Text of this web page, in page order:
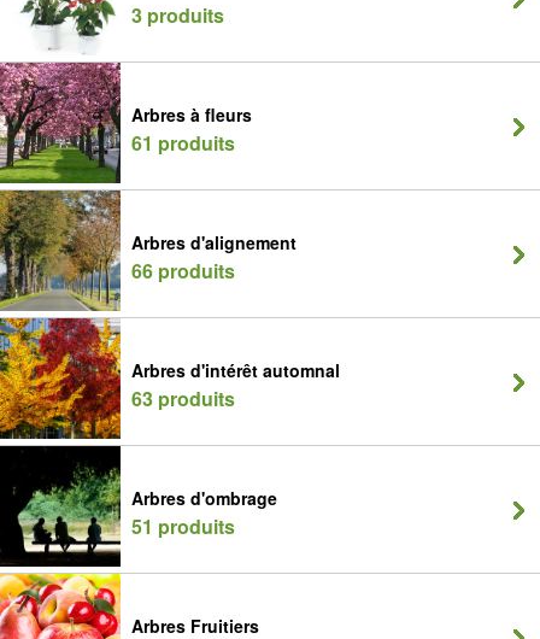
3 produits
Arbres à fleurs
61 produits
Arbres d'alignement
66 produits
Arbres d'intérêt automnal
63 produits
Arbres d'ombrage
51 produits
Arbres Fruitiers